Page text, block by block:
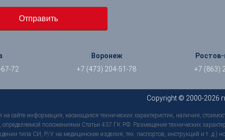
72
Воронеж
+7 (473) 204-51-78
+7 (863)
Copyright © 2000-2026
на сайте информация, касающаяся технических характеристик, наличия,
положениями Статьи 437 ГК РФ. Размещение технических
типа СИ, Р/У на медицинские изделия, тех. паспортов, инструкций и т.